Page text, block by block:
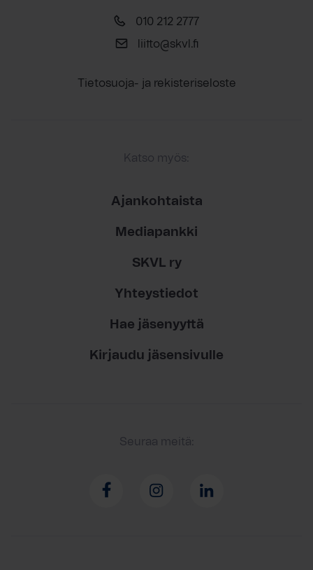
010 212 2777
liitto@skvl.fi
Tietosuoja- ja rekisteriseloste
Katso myös:
Ajankohtaista
Mediapankki
SKVL ry
Yhteystiedot
Hae jäsenyyttä
Kirjaudu jäsensivulle
Seuraa meitä: